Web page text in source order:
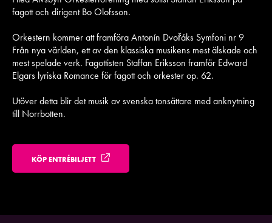
fagott och dirigent Bo Olofsson.
Orkestern kommer att framföra Antonín Dvořáks Symfoni nr 9
Från nya världen, ett av den klassiska musikens mest älskade och
mest spelade verk. Fagottisten Staffan Eriksson framför Edward
Elgars lyriska Romance för fagott och orkester op. 62.
Utöver detta blir det musik av svenska tonsättare med anknytning
till Norrbotten.
KÖP ENTRÉBILJETT